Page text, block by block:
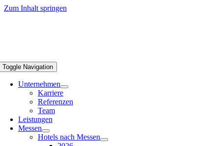
Zum Inhalt springen
Toggle Navigation
Unternehmen
Karriere
Referenzen
Team
Leistungen
Messen
Hotels nach Messen